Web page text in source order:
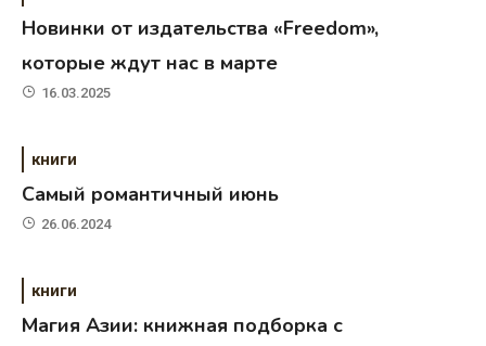
Новинки от издательства «Freedom»,
которые ждут нас в марте
16.03.2025
книги
Самый романтичный июнь
26.06.2024
книги
Магия Азии: книжная подборка с